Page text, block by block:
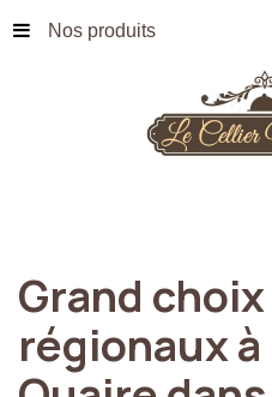
Nos produits
Grand choix
régionauxà